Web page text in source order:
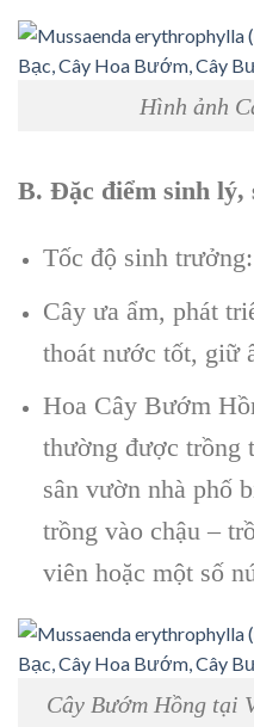
Hình ảnh
B. Đặc điểm sinh lý,
Tốc độ sinh
Cây ưa ẩm, phát
thoát nước tốt, giữ
Hoa Cây Bướm
thường được trồng
sân vườn nhà phố
trồng vào chậu –
viên hoặc một số
Cây Bướm Hồng tại